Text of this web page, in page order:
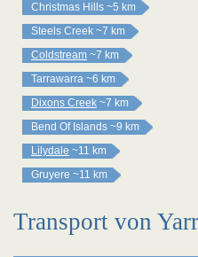
Christmas Hills ~5 km
Steels Creek ~7 km
Coldstream ~7 km
Tarrawarra ~6 km
Dixons Creek ~7 km
Bend Of Islands ~9 km
Lilydale ~11 km
Gruyere ~11 km
Transport von